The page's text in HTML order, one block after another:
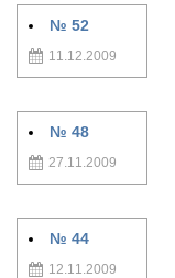
№ 52
11.12.2009
№ 48
27.11.2009
№ 44
12.11.2009